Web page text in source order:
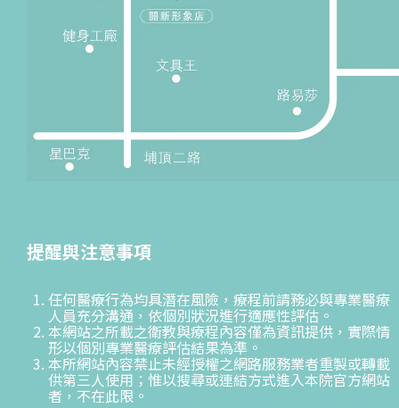
提醒與注意事項
任何醫療行為均具潛在風險，療程前請務必與專業醫療
人員充分溝通，依個別狀況進行適應性評估。
本網站之所載之衛教與療程內容僅為資訊提供，實際情
形以個別專業醫療評估結果為準。
本所網站內容禁止未經授權之網路服務業者重製或轉載
供第三人使用；惟以搜尋或連結方式進入本院官方網站
者，不在此限。